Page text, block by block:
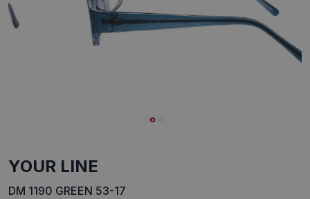
YOUR LINE
DM 1190 GREEN 53-17